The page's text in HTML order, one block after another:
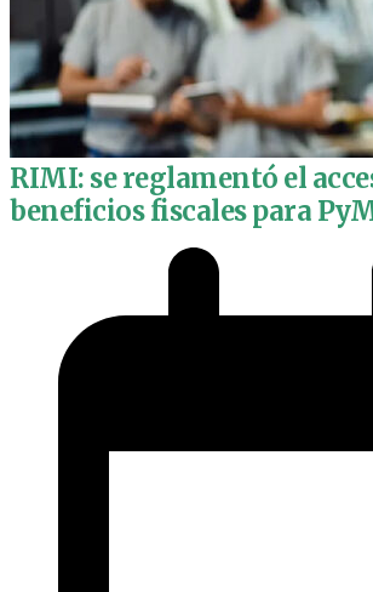
RIMI: se reglamentó el
beneficios fiscales para